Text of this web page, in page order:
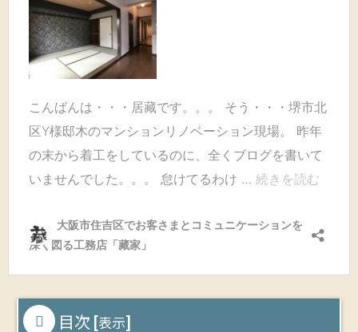
目次 [表示]